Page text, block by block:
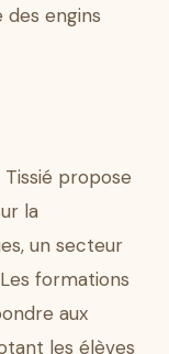
engins
propose
la
un secteur
formations
aux
les élèves